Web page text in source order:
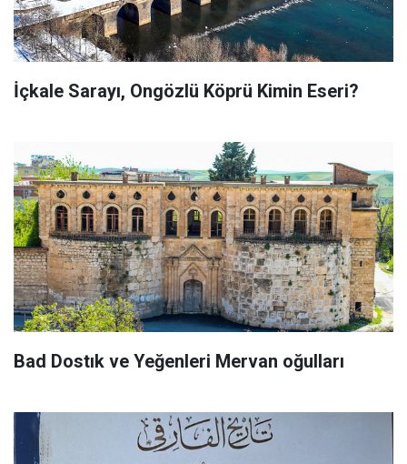
İçkale Sarayı, Ongözlü Köprü Kimin Eseri?
Bad Dostık ve Yeğenleri Mervan oğulları